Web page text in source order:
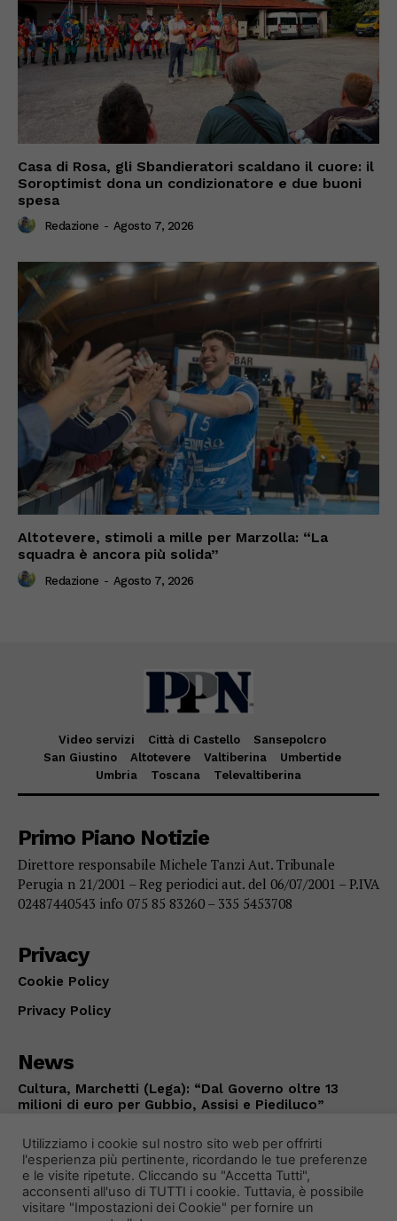
Casa di Rosa, gli Sbandieratori scaldano il cuore: il
Soroptimist dona un condizionatore e due buoni
spesa
Redazione - Agosto 7, 2026
Altotevere, stimoli a mille per Marzolla: “La
squadra è ancora più solida”
Redazione - Agosto 7, 2026
Video servizi Città di Castello
Sansepolcro
San Giustino
Altotevere Valtiberina
Umbertide
Umbria
Toscana Televaltiberina
Primo Piano Notizie
Direttore responsabile Michele Tanzi Aut. Tribunale
Perugia n 21/2001 – Reg periodici aut. del 06/07/2001 – P.IVA
02487440543 info 075 85 83260 – 335 5453708
Privacy
Cookie Policy
Privacy Policy
News
Cultura, Marchetti (Lega): “Dal Governo oltre 13
milioni di euro per Gubbio, Assisi e Piediluco”
Utilizziamo i cookie sul nostro sito web per offrirti
l'esperienza più pertinente, ricordando le tue preferenze
e le visite ripetute. Cliccando su "Accetta Tutti",
acconsenti all'uso di TUTTI i cookie. Tuttavia, è possibile
visitare "Impostazioni dei Cookie" per fornire un